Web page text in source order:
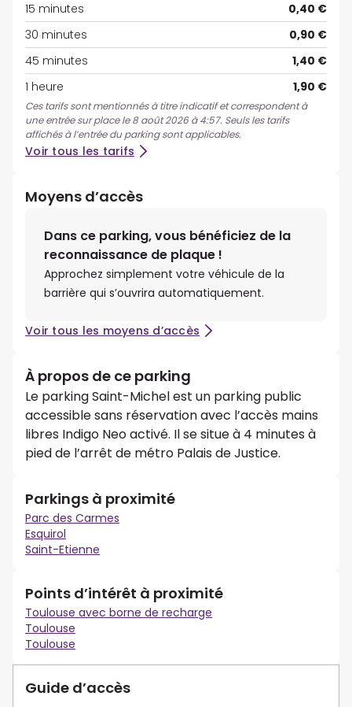
15 minutes
0,40 €
30 minutes
0,90 €
45 minutes
1,40 €
1 heure
1,90 €
Ces tarifs sont mentionnés à titre indicatif et correspondent à
une entrée sur place le 8 août 2026 à 4:57. Seuls les tarifs
affichés à l’entrée du parking sont applicables.
Voir tous les tarifs
Moyens d’accès
Dans ce parking, vous bénéficiez de la
reconnaissance de plaque !
Approchez simplement votre véhicule de la
barrière qui s’ouvrira automatiquement.
Voir tous les moyens d’accès
À propos de ce parking
Le parking Saint-Michel est un parking public
accessible sans réservation avec l’accès mains
libres Indigo Neo activé. Il se situe à 4 minutes à
pied de l’arrêt de métro Palais de Justice.
Parkings à proximité
Parc des Carmes
Esquirol
Saint-Etienne
Points d’intérêt à proximité
Toulouse avec borne de recharge
Toulouse
Toulouse
Guide d’accès